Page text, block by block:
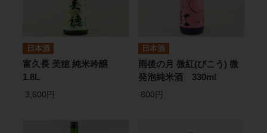
日本酒
富久長 美穂 純米吟醸
1.8L
3,600円
日本酒
雨後の月 微紅(びこう) 微
発泡純米酒 330ml
800円